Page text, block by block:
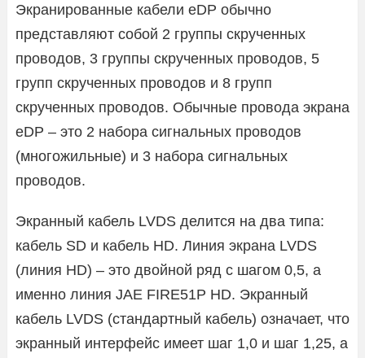
Экранированные кабели eDP обычно
представляют собой 2 группы скрученных
проводов, 3 группы скрученных проводов, 5
групп скрученных проводов и 8 групп
скрученных проводов. Обычные провода экрана
eDP – это 2 набора сигнальных проводов
(многожильные) и 3 набора сигнальных
проводов.
Экранный кабель LVDS делится на два типа:
кабель SD и кабель HD. Линия экрана LVDS
(линия HD) – это двойной ряд с шагом 0,5, а
именно линия JAE FIRE51P HD. Экранный
кабель LVDS (стандартный кабель) означает, что
экранный интерфейс имеет шаг 1,0 и шаг 1,25, а